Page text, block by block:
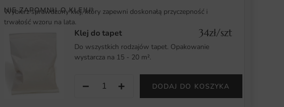
NIE ZAPOMNIJ O KLEJU!
Wybierz sprawdzony klej, który zapewni doskonałą przyczepność i
trwałość wzoru na lata.
Klej do tapet 34zł/szt
Do wszystkich rodzajów tapet. Opakowanie
wystarcza na 15 - 20 m².
− + DODAJ DO KOSZYKA